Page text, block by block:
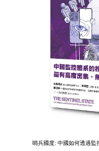
哨兵國度: 中國如何透過監